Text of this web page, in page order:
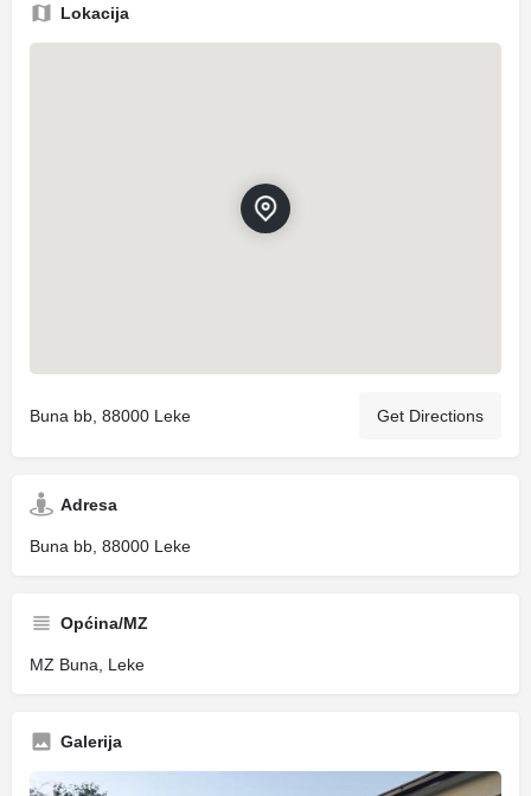
Lokacija
Buna bb, 88000 Leke Get Directions
Adresa
Buna bb, 88000 Leke
Općina/MZ
MZ Buna, Leke
Galerija